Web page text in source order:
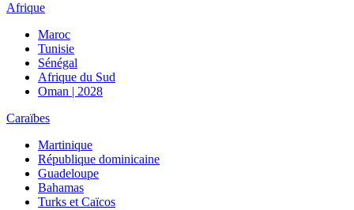
Afrique
Maroc
Tunisie
Sénégal
Afrique du Sud
Oman | 2028
Caraïbes
Martinique
République dominicaine
Guadeloupe
Bahamas
Turks et Caïcos